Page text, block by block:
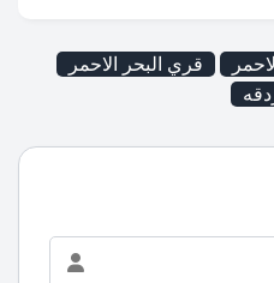
قري البحر الاحمر